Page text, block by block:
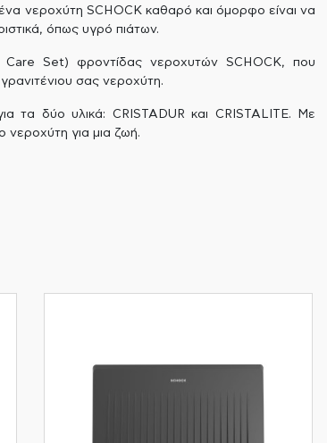
νεροχύτη SCHOCK καθαρό και όμορφο είναι να
όπως υγρό πιάτων.
Care Set) φροντίδας νεροχυτών SCHOCK, που
σας νεροχύτη.
τα δύο υλικά: CRISTADUR και CRISTALITE. Με
νεροχύτη για μια ζωή.